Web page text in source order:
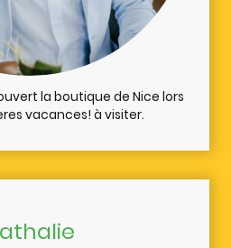
la boutique de Nice lors
vacances! à visiter.